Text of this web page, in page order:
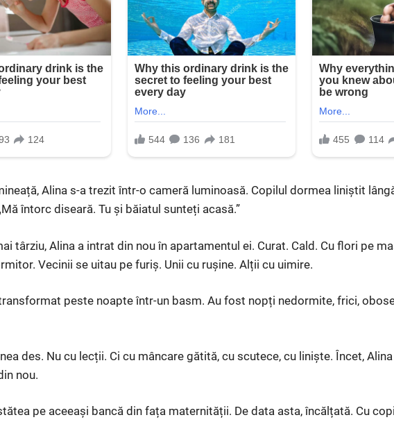
Alina s-a trezit într-o cameră luminoasă. Copilul dormea liniștit
întorc diseară. Tu și băiatul sunteți acasă.”
târziu, Alina a intrat din nou în apartamentul ei. Curat. Cald. Cu flori pe
Vecinii se uitau pe furiș. Unii cu rușine. Alții cu uimire.
peste noapte într-un basm. Au fost nopți nedormite, frici,
des. Nu cu lecții. Ci cu mâncare gătită, cu scutece, cu liniște. Încet,
nou.
pe aceeași bancă din fața maternității. De data asta, încălțată. Cu